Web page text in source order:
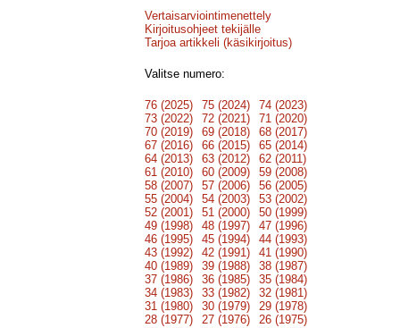
Vertaisarviointimenettely
Kirjoitusohjeet tekijälle
Tarjoa artikkeli (käsikirjoitus)
Valitse numero:
76 (2025) 75 (2024)
74 (2023)
73 (2022)
72 (2021)
71 (2020)
70 (2019)
69 (2018)
68 (2017)
67 (2016)
66 (2015)
65 (2014)
64 (2013)
63 (2012)
62 (2011)
61 (2010)
60 (2009)
59 (2008)
58 (2007)
57 (2006)
56 (2005)
55 (2004)
54 (2003)
53 (2002)
52 (2001)
51 (2000)
50 (1999)
49 (1998)
48 (1997)
47 (1996)
46 (1995)
45 (1994)
44 (1993)
43 (1992)
42 (1991)
41 (1990)
40 (1989)
39 (1988)
38 (1987)
37 (1986)
36 (1985)
35 (1984)
34 (1983)
33 (1982)
32 (1981)
31 (1980)
30 (1979)
29 (1978)
28 (1977)
27 (1976)
26 (1975)